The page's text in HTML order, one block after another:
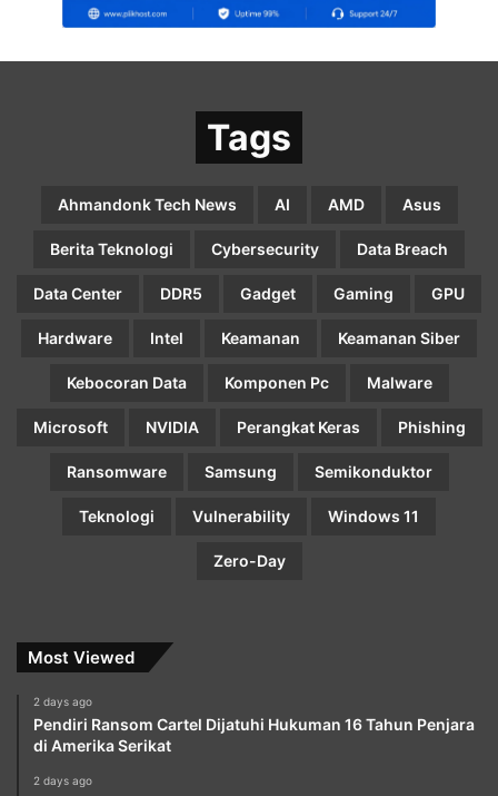
Tags
Ahmandonk Tech News AI AMD Asus
Berita Teknologi Cybersecurity Data Breach
Data Center DDR5 Gadget Gaming GPU
Hardware Intel Keamanan Keamanan Siber
Kebocoran Data Komponen Pc Malware
Microsoft NVIDIA Perangkat Keras Phishing
Ransomware Samsung Semikonduktor
Teknologi Vulnerability Windows 11
Zero-Day
Most Viewed
2 days ago
Pendiri Ransom Cartel Dijatuhi Hukuman 16 Tahun Penjara
di Amerika Serikat
2 days ago